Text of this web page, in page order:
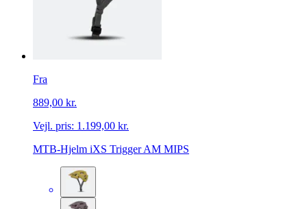
Fra
889,00 kr.
Vejl. pris: 1.199,00 kr.
MTB-Hjelm iXS Trigger AM MIPS